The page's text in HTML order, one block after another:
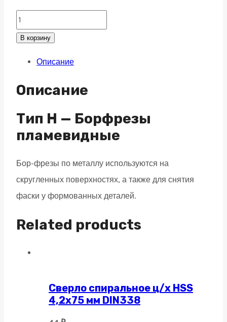
Борфреза
пламевидная
19х41
насечка
quantity
В корзину
Описание
Описание
Тип H — Борфрезы
пламевидные
Бор-фрезы по металлу используются на
скругленных поверхностях, а также для снятия
фаски у формованных деталей.
Related products
Сверло спиральное ц/х HSS
4,2х75 мм DIN338